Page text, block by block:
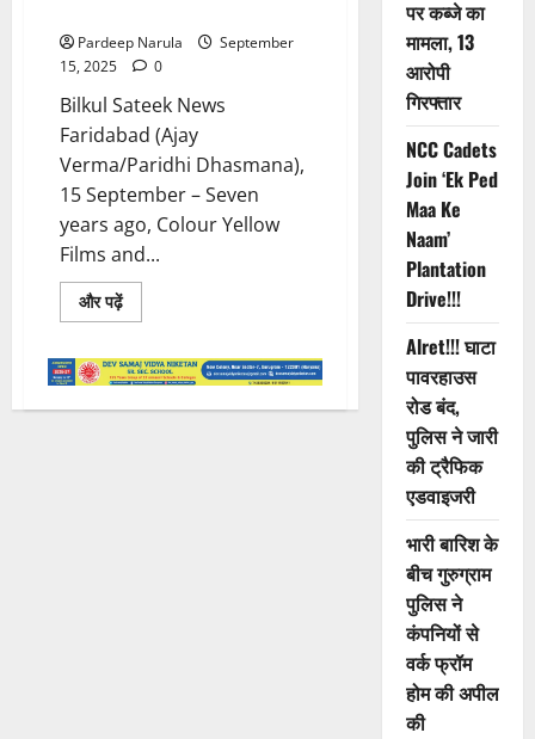
Pardeep Narula
September
15, 2025
0
Bilkul Sateek News
Faridabad (Ajay
Verma/Paridhi Dhasmana),
15 September – Seven
years ago, Colour Yellow
Films and...
और पढ़ेंRead
more
Years
of
A
पर कब्जे का
मामला, 13
आरोपी
गिरफ्तार
NCC Cadets
Join ‘Ek Ped
Maa Ke
Naam’
Plantation
Drive!!!
Alret!!! घाटा
पावरहाउस
रोड बंद,
पुलिस ने जारी
की ट्रैफिक
एडवाइजरी
भारी बारिश के
बीच गुरुग्राम
पुलिस ने
कंपनियों से
वर्क फ्रॉम
होम की अपील
की